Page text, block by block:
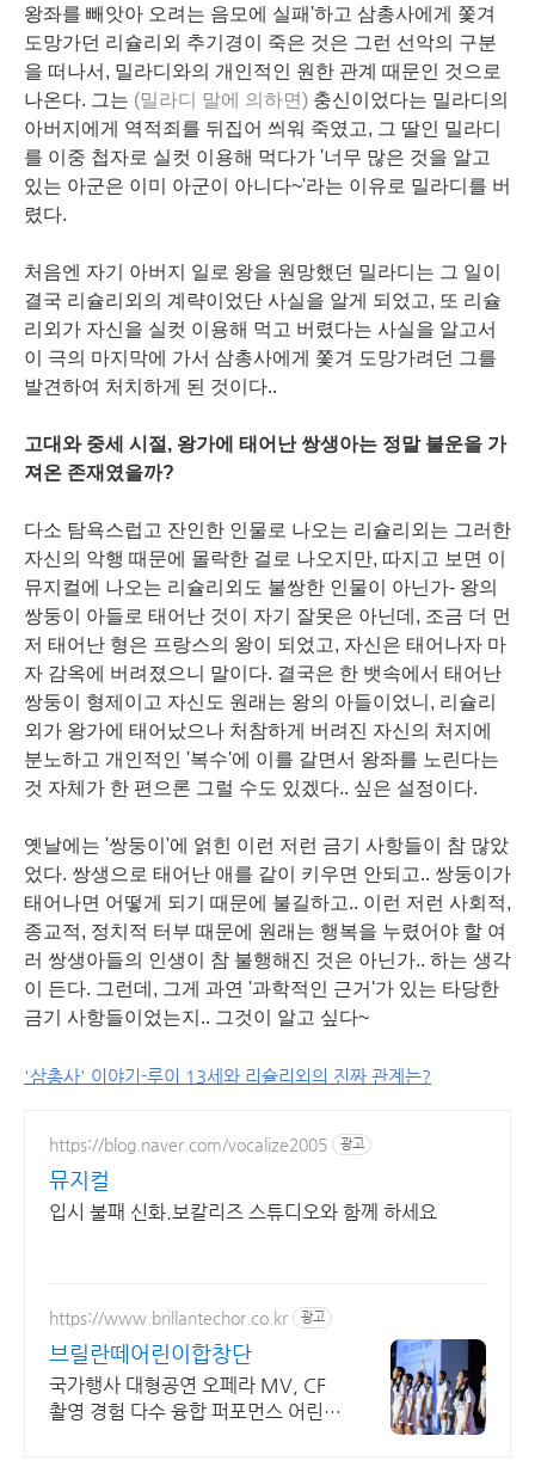
왕좌를 빼앗아 오려는 음모에 실패'하고 삼총사에게 쫓겨
도망가던 리슐리외 추기경이 죽은 것은 그런 선악의 구분
을 떠나서, 밀라디와의 개인적인 원한 관계 때문인 것으로
나온다. 그는 (밀라디 말에 의하면) 충신이었다는 밀라디의
아버지에게 역적죄를 뒤집어 씌워 죽였고, 그 딸인 밀라디
를 이중 첩자로 실컷 이용해 먹다가 '너무 많은 것을 알고
있는 아군은 이미 아군이 아니다~'라는 이유로 밀라디를 버
렸다.
처음엔 자기 아버지 일로 왕을 원망했던 밀라디는 그 일이
결국 리슐리외의 계략이었단 사실을 알게 되었고, 또 리슐
리외가 자신을 실컷 이용해 먹고 버렸다는 사실을 알고서
이 극의 마지막에 가서 삼총사에게 쫓겨 도망가려던 그를
발견하여 처치하게 된 것이다..
고대와 중세 시절, 왕가에 태어난 쌍생아는 정말 불운을 가
져온 존재였을까?
다소 탐욕스럽고 잔인한 인물로 나오는 리슐리외는 그러한
자신의 악행 때문에 몰락한 걸로 나오지만, 따지고 보면 이
뮤지컬에 나오는 리슐리외도 불쌍한 인물이 아닌가- 왕의
쌍둥이 아들로 태어난 것이 자기 잘못은 아닌데, 조금 더 먼
저 태어난 형은 프랑스의 왕이 되었고, 자신은 태어나자 마
자 감옥에 버려졌으니 말이다. 결국은 한 뱃속에서 태어난
쌍둥이 형제이고 자신도 원래는 왕의 아들이었니, 리슐리
외가 왕가에 태어났으나 처참하게 버려진 자신의 처지에
분노하고 개인적인 '복수'에 이를 갈면서 왕좌를 노린다는
것 자체가 한 편으론 그럴 수도 있겠다.. 싶은 설정이다.
옛날에는 '쌍둥이'에 얽힌 이런 저런 금기 사항들이 참 많았
었다. 쌍생으로 태어난 애를 같이 키우면 안되고.. 쌍둥이가
태어나면 어떻게 되기 때문에 불길하고.. 이런 저런 사회적,
종교적, 정치적 터부 때문에 원래는 행복을 누렸어야 할 여
러 쌍생아들의 인생이 참 불행해진 것은 아닌가.. 하는 생각
이 든다. 그런데, 그게 과연 '과학적인 근거'가 있는 타당한
금기 사항들이었는지.. 그것이 알고 싶다~
'삼총사' 이야기-루이 13세와 리슐리외의 진짜 관계는?
https://blog.naver.com/vocalize2005 광고
뮤지컬
입시 불패 신화.보칼리즈 스튜디오와 함께 하세요
https://www.brillantechor.co.kr 광고
브릴란떼어린이합창단
국가행사 대형공연 오페라 MV, CF
촬영 경험 다수 융합 퍼포먼스 어린이